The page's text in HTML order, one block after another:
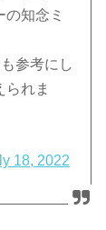
知念ミ
参考にし
られま
18, 2022